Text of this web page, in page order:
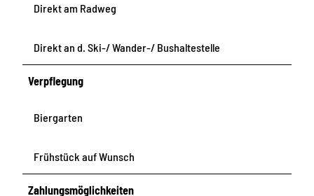
Direkt am Radweg
Direkt an d. Ski-/ Wander-/ Bushaltestelle
Verpflegung
Biergarten
Frühstück auf Wunsch
Zahlungsmöglichkeiten